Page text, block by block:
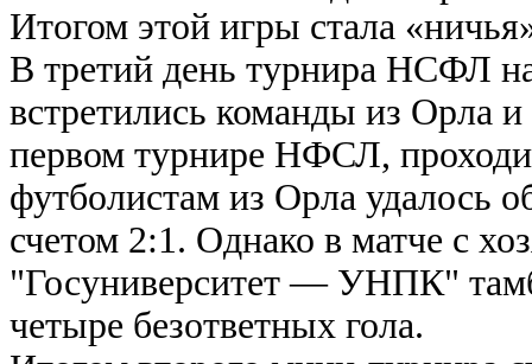
Итогом этой игры стала
В третий день турнира НСФЛ
встретились команды из Орла
первом турнире НФСЛ,
футболистам из Орла удалось
счетом 2:1. Однако в матче с
"Госуниверситет — УНПК"
четыре безответных гола.